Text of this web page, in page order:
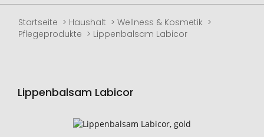
Startseite Haushalt
Wellness & Kosmetik
Pflegeprodukte
Lippenbalsam Labicor
Lippenbalsam Labicor